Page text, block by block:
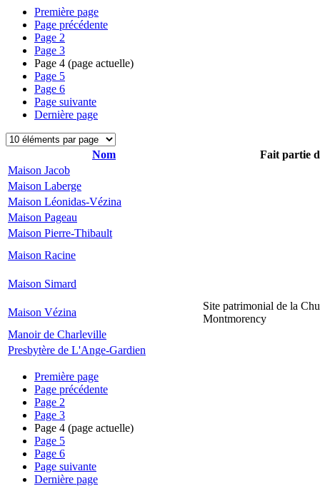
Première page
Page précédente
Page 2
Page 3
Page 4 (page actuelle)
Page 5
Page 6
Page suivante
Dernière page
Nom
Fait partie
Maison Jacob
Maison Laberge
Maison Léonidas-Vézina
Maison Pageau
Maison Pierre-Thibault
Maison Racine
Maison Simard
Maison Vézina
Site patrimonial de la
Montmorency
Manoir de Charleville
Presbytère de L'Ange-Gardien
Première page
Page précédente
Page 2
Page 3
Page 4 (page actuelle)
Page 5
Page 6
Page suivante
Dernière page